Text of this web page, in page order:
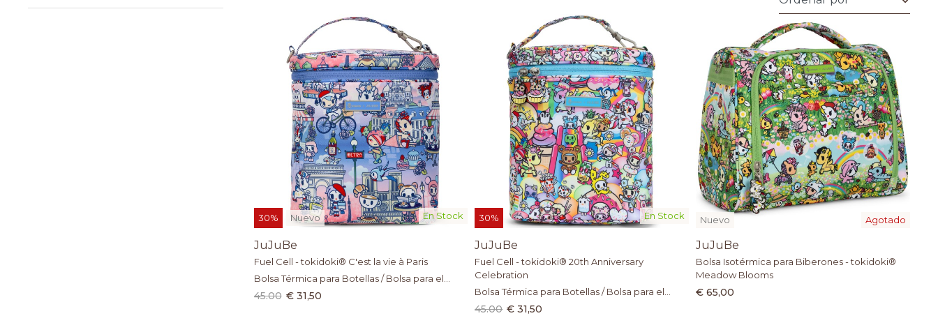
En Stock
30% Nuevo
JuJuBe
Fuel Cell - tokidoki® C'est la vie à Paris
Bolsa Térmica para Botellas / Bolsa para el
Almuerzo
45.00 € 31,50
En Stock
30%
JuJuBe
Fuel Cell - tokidoki® 20th Anniversary
Celebration
Bolsa Térmica para Botellas / Bolsa para el
Almuerzo
45.00 € 31,50
Agotado
Nuevo
JuJuBe
Bolsa Isotérmica para Biberones - tokidoki®
Meadow Blooms
€ 65,00